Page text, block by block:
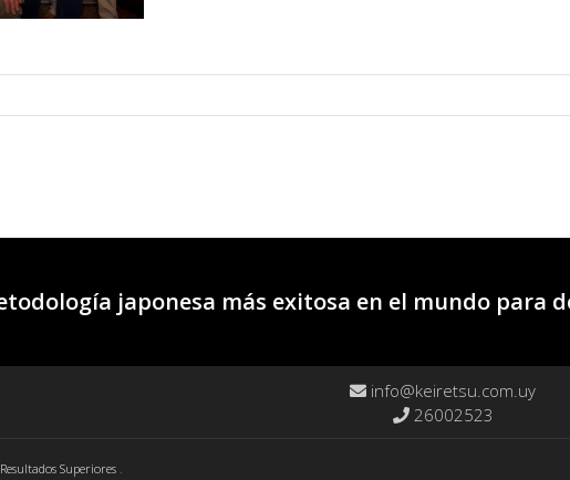
japonesa más exitosa en el mundo para
info@keiretsu.com.uy
26002523
Resultados Superiores .